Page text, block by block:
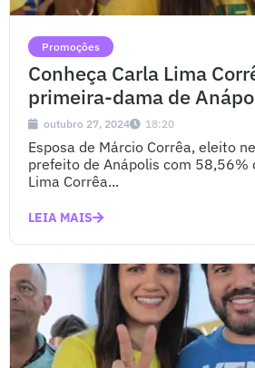
Promoções
Conheça Carla Lima
primeira-dama de
outubro 27, 2024 18:20
Esposa de Márcio Corrêa, eleito
prefeito de Anápolis com 58,56%
Lima Corrêa...
LEIA MAIS